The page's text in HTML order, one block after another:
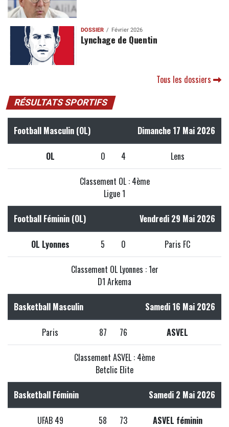
DOSSIER Février 2026
Lynchage de Quentin
Tous les dossiers
RÉSULTATS SPORTIFS
Football Masculin (OL) Dimanche 17 Mai 2026
OL 0 4 Lens
Classement OL : 4ème
Ligue 1
Football Féminin (OL) Vendredi 29 Mai 2026
OL Lyonnes 5 0 Paris FC
Classement OL Lyonnes : 1er
D1 Arkema
Basketball Masculin Samedi 16 Mai 2026
Paris 87 76 ASVEL
Classement ASVEL : 4ème
Betclic Elite
Basketball Féminin Samedi 2 Mai 2026
UFAB 49 58 73 ASVEL féminin